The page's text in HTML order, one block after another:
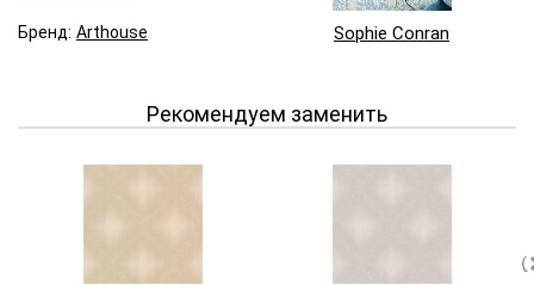
Бренд: Arthouse Sophie Conran
Рекомендуем заменить